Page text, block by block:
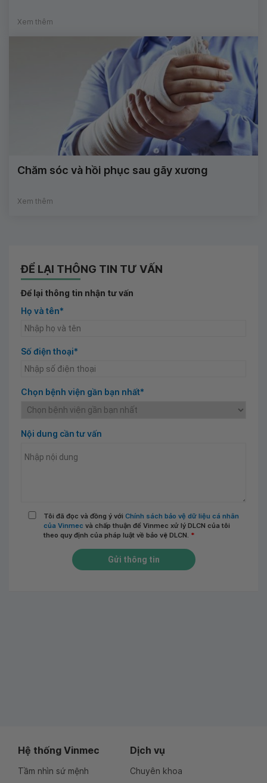
Xem thêm
Chăm sóc và hồi phục sau gãy xương
Xem thêm
ĐỂ LẠI THÔNG TIN TƯ VẤN
Để lại thông tin nhận tư vấn
Họ và tên*
Số điện thoại*
Chọn bệnh viện gần bạn nhất*
Nội dung cần tư vấn
Tôi đã đọc và đồng ý với Chính sách bảo vệ dữ liệu cá nhân
của Vinmec và chấp thuận để Vinmec xử lý DLCN của tôi
theo quy định của pháp luật về bảo vệ DLCN. *
Gửi thông tin
Hệ thống Vinmec
Tầm nhìn sứ mệnh
Dịch vụ
Chuyên khoa